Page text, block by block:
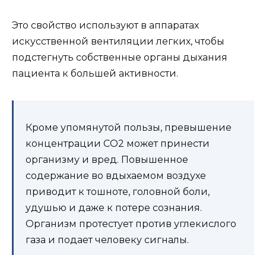
Это свойство используют в аппаратах
искусственной вентиляции легких, чтобы
подстегнуть собственные органы дыхания
пациента к большей активности.
Кроме упомянутой пользы, превышение
концентрации СO2 может принести
организму и вред. Повышенное
содержание во вдыхаемом воздухе
приводит к тошноте, головной боли,
удушью и даже к потере сознания.
Организм протестует против углекислого
газа и подает человеку сигналы.